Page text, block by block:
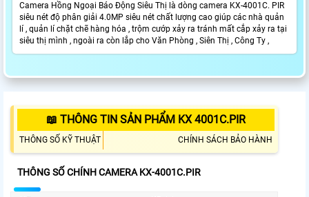
Camera Hồng Ngoại Báo Động Siêu Thị là dòng camera KX-4001C. PIR
siêu nét độ phân giải 4.0MP siêu nét chất lượng cao giúp các nhà quản
lí , quản lí chặt chẽ hàng hóa , trộm cướp xảy ra tránh mất cắp xảy ra tại
siêu thị mình , ngoài ra còn lắp cho Văn Phòng , Siên Thị , Công Ty ,
📖 THÔNG TIN SẢN PHẨM KX 4001C.PIR
THÔNG SỐ KỸ THUẬT CHÍNH SÁCH BẢO HÀNH
THÔNG SỐ CHÍNH CAMERA KX-4001C.PIR